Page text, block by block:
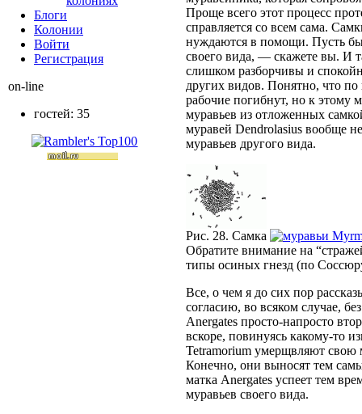
Проще всего этот процесс
справляется со всем сама.
нуждаются в помощи. Пусть
своего вида, — скажете вы. И
слишком разборчивы и
других видов. Понятно, что
рабочие погибнут, но к этому
муравьев из отложенных
муравей Dendrolasius вообще
муравьев другого вида.
Рис. 28. Самка
Обратите внимание на
типы осиных гнезд (по
Все, о чем я до сих пор
согласию, во всяком случае,
Anergates просто-напросто
вскоре, повинуясь какому-то
Tetramorium умерщвляют свою
Конечно, они выносят тем
матка Anergates успеет тем
муравьев своего вида.
Блоги
Колонии
Войти
Peгиcтpaция
on-line
гостей: 35